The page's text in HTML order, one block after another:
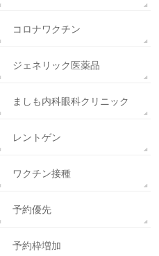
コロナワクチン
ジェネリック医薬品
ましも内科眼科クリニック
レントゲン
ワクチン接種
予約優先
予約枠増加